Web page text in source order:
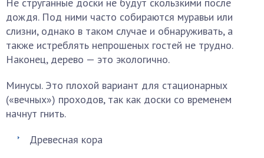
дождя. Под ними часто собираются муравьи или
слизни, однако в таком случае и обнаруживать, а
также истреблять непрошеных гостей не трудно.
Наконец, дерево — это экологично.
Минусы. Это плохой вариант для стационарных
(«вечных») проходов, так как доски со временем
начнут гнить.
Древесная кора